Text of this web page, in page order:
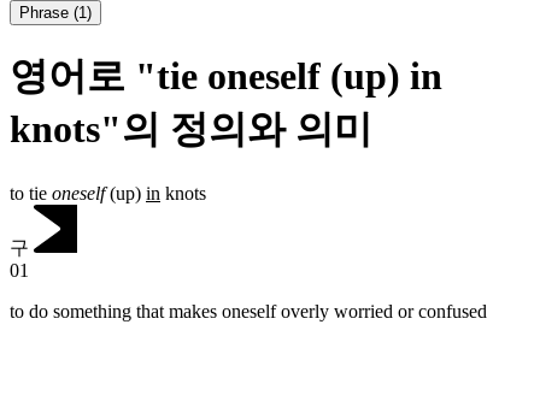
Phrase (1)
영어로 "tie oneself (up) in
knots"의 정의와 의미
to tie oneself(up) in knots
구
01
to do something that makes oneself overly worried or confused